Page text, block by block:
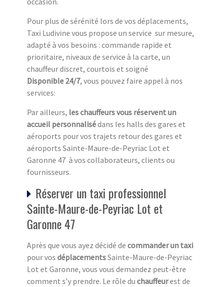
Pour plus de sérénité lors de vos déplacements,
Taxi Ludivine vous propose un service sur mesure,
adapté à vos besoins : commande rapide et
prioritaire, niveaux de service à la carte, un
chauffeur discret, courtois et soigné
Disponible 24/7, vous pouvez faire appel à nos
services:
Par ailleurs, les chauffeurs vous réservent un
accueil personnalisédans les halls des gares et
aéroports pour vos trajets retour des gares et
aéroports Sainte-Maure-de-Peyriac Lot et
Garonne 47 à vos collaborateurs, clients ou
fournisseurs.
Réserver un taxi professionnel
Sainte-Maure-de-Peyriac Lot et
Garonne 47
Après que vous ayez décidé de commander un taxi
pour vos déplacementsSainte-Maure-de-Peyriac
Lot et Garonne, vous vous demandez peut-être
comment s’y prendre. Le rôle du chauffeurest de